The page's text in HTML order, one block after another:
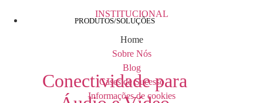
PRODUTOS/SOLUÇÕES
Conectividade para
INSTITUCIONAL
Home
Sobre Nós
Blog
Cases de Sucesso
Informações de cookies